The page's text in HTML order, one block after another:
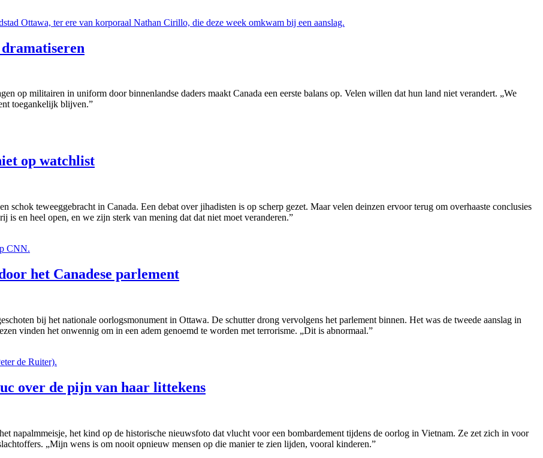
op militairen in uniform door binnenlandse daders maakt Canada een eerste balans op. Velen willen dat hun land niet verandert. „We
toegankelijk blijven.”
op watchlist
schok teweeggebracht in Canada. Een debat over jihadisten is op scherp gezet. Maar velen deinzen ervoor terug om overhaaste conclusies
is en heel open, en we zijn sterk van mening dat dat niet moet veranderen.”
het Canadese parlement
bij het nationale oorlogsmonument in Ottawa. De schutter drong vervolgens het parlement binnen. Het was de tweede aanslag in
vinden het onwennig om in een adem genoemd te worden met terrorisme. „Dit is abnormaal.”
over de pijn van haar littekens
napalmmeisje, het kind op de historische nieuwsfoto dat vlucht voor een bombardement tijdens de oorlog in Vietnam. Ze zet zich in voor
„Mijn wens is om nooit opnieuw mensen op die manier te zien lijden, vooral kinderen.”